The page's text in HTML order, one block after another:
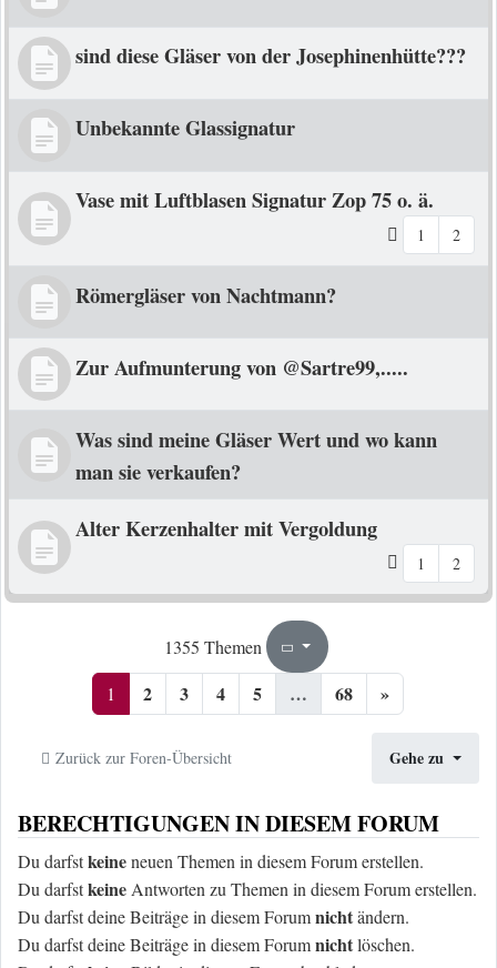
sind diese Gläser von der Josephinenhütte???
Unbekannte Glassignatur
Vase mit Luftblasen Signatur Zop 75 o. ä.
1 2
Römergläser von Nachtmann?
Zur Aufmunterung von @Sartre99,.....
Was sind meine Gläser Wert und wo kann
man sie verkaufen?
Alter Kerzenhalter mit Vergoldung
1 2
1355 Themen Seite1
1 2 3 4 5 … 68 »
Zurück zur Foren-Übersicht Gehe zu
BERECHTIGUNGEN IN DIESEM FORUM
Du darfstkeineneuen Themen in diesem Forum erstellen.
Du darfstkeine Antworten zu Themen in diesem Forum erstellen.
Du darfst deine Beiträge in diesem Forumnichtändern.
Du darfst deine Beiträge in diesem Forumnichtlöschen.